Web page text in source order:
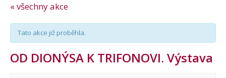
« všechny akce
Tato akce již proběhla.
OD DIONÝSA K TRIFONOVI. Výstava